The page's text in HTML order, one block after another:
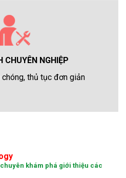
CHUYÊN NGHIỆP
chóng, thủ tục đơn giản
khám phá giới thiệu các